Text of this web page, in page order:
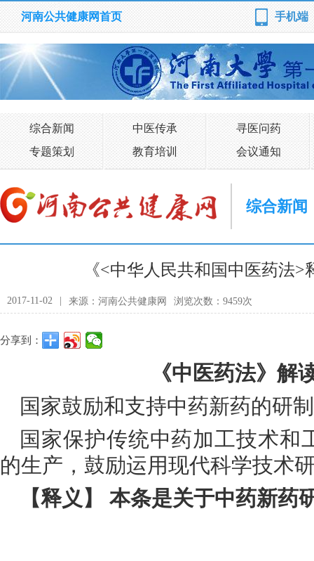
河南公共健康网首页 手机端
综合新闻 中医传承
寻医问药
专题策划
教育培训 会议通知
综合新闻
《<中华人民共和国中医药法
2017-11-02 来源：河南公共健康网 浏览次数：9459次
分享到：
《中医药法》解
国家鼓励和支持中药新药的研
国家保护传统中药加工技术和
的生产，鼓励运用现代科学技术
【释义】 本条是关于中药新药